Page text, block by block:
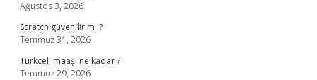
Ağustos 3, 2026
Scratch güvenilir mi ?
Temmuz 31, 2026
Turkcell maaşı ne kadar ?
Temmuz 29, 2026